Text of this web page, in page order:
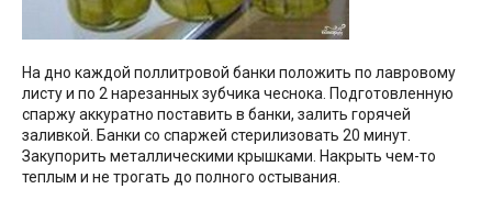
На дно каждой поллитровой банки положить по лавровому
листу и по 2 нарезанных зубчика чеснока. Подготовленную
спаржу аккуратно поставить в банки, залить горячей
заливкой. Банки со спаржей стерилизовать 20 минут.
Закупорить металлическими крышками. Накрыть чем-то
теплым и не трогать до полного остывания.